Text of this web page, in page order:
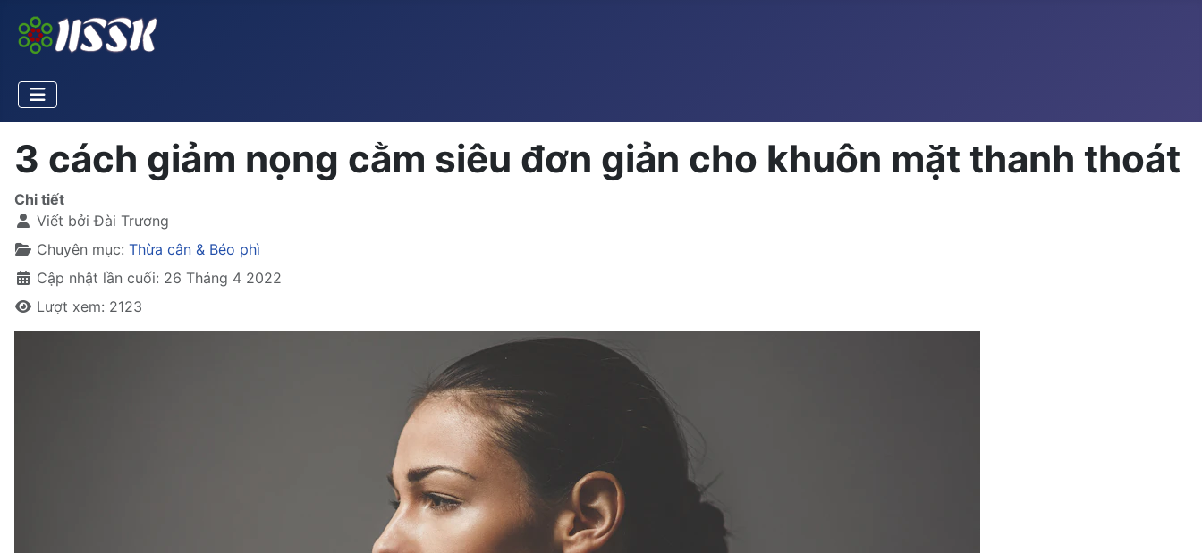
3 cách giảm nọng cằm siêu đơn giản cho khuôn mặt thanh thoát
Chi tiết
Viết bởiĐài Trương
Chuyên mục: Thừa cân & Béo phì
Cập nhật lần cuối: 26 Tháng 4 2022
Lượt xem: 2123